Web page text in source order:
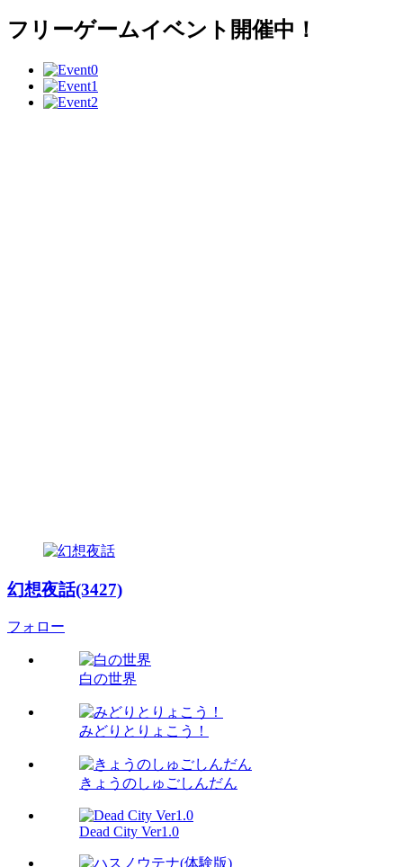
フリーゲームイベント開催中！
幻想夜話(3427)
フォロー
白の世界
みどりとりょこう！
きょうのしゅごしんだん
Dead City Ver1.0